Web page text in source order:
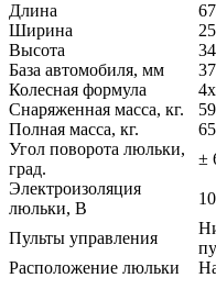
Длина
Ширина
Высота
База автомобиля, мм
Колесная формула
Снаряженная масса, кг.
Полная масса, кг.
Угол поворота люльки,
град.
±
Электроизоляция
люльки, В
Пульты управления
Расположение люльки